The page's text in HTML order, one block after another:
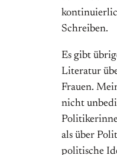
Schreiben.
Es gibt
Literatur
Frauen.
nicht
als über
politische